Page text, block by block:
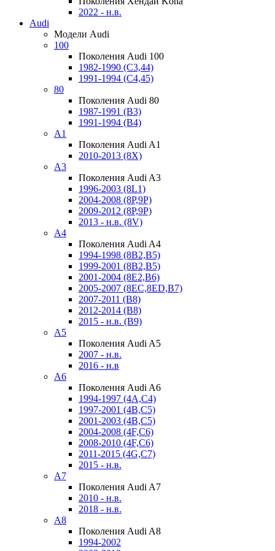
2022 - н.в.
Audi
Модели Audi
100
Поколения Audi 100
1982-1990 (С3,44)
1991-1994 (С4,45)
80
Поколения Audi 80
1987-1991 (B3)
1991-1994 (B4)
A1
Поколения Audi A1
2010-2013 (8X)
A3
Поколения Audi A3
1996-2003 (8L1)
2004-2008 (8P,9P)
2009-2012 (8P,9P)
2013 - н.в. (8V)
A4
Поколения Audi A4
1994-1998 (8B2,B5)
1999-2001 (8B2,B5)
2001-2004 (8E2,B6)
2005-2007 (8EC,8ED,B7)
2007-2011 (B8)
2012-2014 (B8)
2015 - н.в. (B9)
A5
Поколения Audi A5
2007 - н.в.
2016 - н.в
A6
Поколения Audi A6
1994-1997 (4A,C4)
1997-2001 (4B,C5)
2001-2003 (4B,C5)
2004-2008 (4F,C6)
2008-2010 (4F,C6)
2011-2015 (4G,C7)
2015 - н.в.
A7
Поколения Audi A7
2010 - н.в.
2018 - н.в.
A8
Поколения Audi A8
1994-2002